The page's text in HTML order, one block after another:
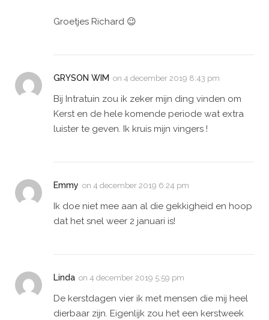
Groetjes Richard 😉
GRYSON WIM on 4 december 2019 8:43 pm
Bij Intratuin zou ik zeker mijn ding vinden om
Kerst en de hele komende periode wat extra
luister te geven. Ik kruis mijn vingers !
Emmy on 4 december 2019 6:24 pm
Ik doe niet mee aan al die gekkigheid en hoop
dat het snel weer 2 januari is!
Linda on 4 december 2019 5:59 pm
De kerstdagen vier ik met mensen die mij heel
dierbaar zijn. Eigenlijk zou het een kerstweek